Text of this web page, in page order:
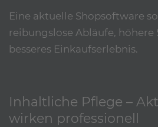
Eine aktuelle Shopsoftware
reibungslose Abläufe, höhere
besseres Einkaufserlebnis.
Inhaltliche Pflege –
wirken professionell